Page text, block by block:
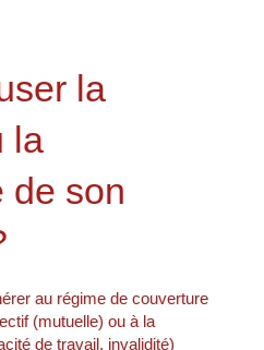
la
la
de son
au régime de couverture
(mutuelle) ou à la
de travail, invalidité)